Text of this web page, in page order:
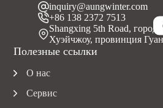
inquiry@aungwinter.com
+86 138 2372 7513
Shangxing 5th Road,
Хуэйчжоу, провинция
Полезные ссылки
О нас
Сервис